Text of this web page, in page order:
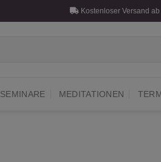
Kostenloser Versand ab
SEMINARE MEDITATIONEN